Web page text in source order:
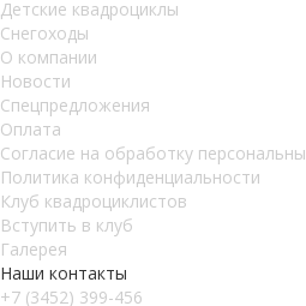
Детские квадроциклы
Снегоходы
О компании
Новости
Спецпредложения
Оплата
Согласие на обработку
Политика конфиденциальности
Клуб квадроциклистов
Вступить в клуб
Галерея
Наши контакты
+7 (3452) 399-456